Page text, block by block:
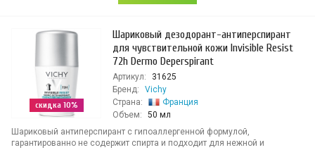
скидка 10%
Шариковый дезодорант-антиперспирант
для чувствительной кожи Invisible Resist
72h Dermo Deperspirant
Артикул:
31625
Бренд:
Vichy
Страна:
Франция
Объем:
50 мл
Шариковый антиперспирант с гипоаллергенной формулой,
гарантированно не содержит спирта и подходит для нежной и